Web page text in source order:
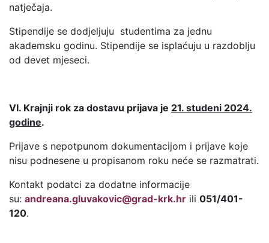
natječaja.
Stipendije se dodjeljuju studentima za jednu
akademsku godinu. Stipendije se isplaćuju u razdoblju
od devet mjeseci.
VI. Krajnji rok za dostavu prijava je 21. studeni 2024.
godine.
Prijave s nepotpunom dokumentacijom i prijave koje
nisu podnesene u propisanom roku neće se razmatrati.
Kontakt podatci za dodatne informacije
su: andreana.gluvakovic@grad-krk.hr ili 051/401-
120.